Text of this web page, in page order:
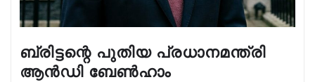
ബ്രിട്ടന്റെ പുതിയ പ്രധാനമന്ത്രി
ആൻഡി ബേൺഹാം